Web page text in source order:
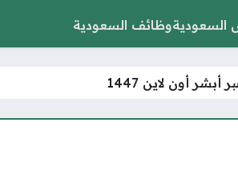
وظائف السعودية
أون لاين 1447